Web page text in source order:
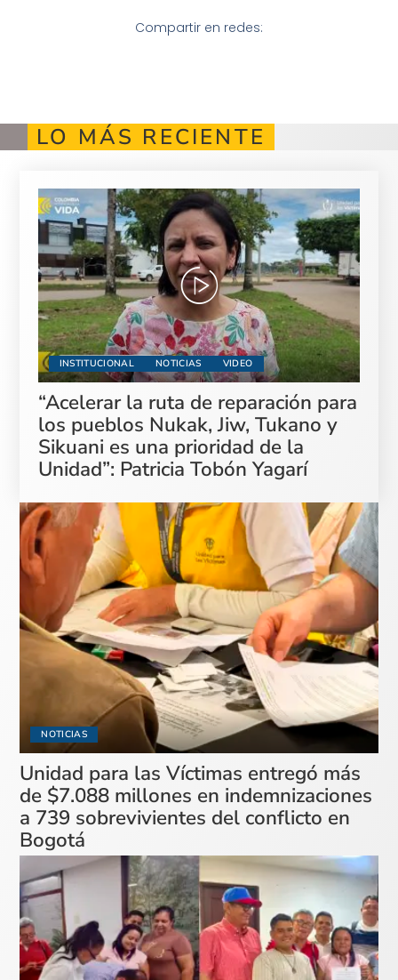
Compartir en redes:
LO MÁS RECIENTE
INSTITUCIONAL NOTICIAS VIDEO
“Acelerar la ruta de reparación para
los pueblos Nukak, Jiw, Tukano y
Sikuani es una prioridad de la
Unidad”: Patricia Tobón Yagarí
NOTICIAS
Unidad para las Víctimas entregó más
de $7.088 millones en indemnizaciones
a 739 sobrevivientes del conflicto en
Bogotá